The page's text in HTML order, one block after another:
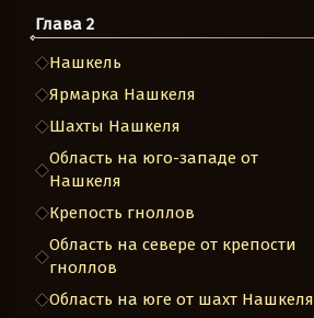
Глава 2
Нашкель
Ярмарка Нашкеля
Шахты Нашкеля
Область на юго-западе от
Нашкеля
Крепость гноллов
Область на севере от крепости
гноллов
Область на юге от шахт Нашкеля